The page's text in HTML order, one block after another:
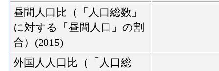
昼間人口比（「人口総数」
に対する「昼間人口」の割
合）(2015)
外国人人口比（「人口総